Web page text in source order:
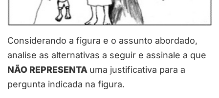
Considerando a figura e o assunto abordado,
analise as alternativas a seguir e assinale a que
NÃO REPRESENTA uma justificativa para a
pergunta indicada na figura.